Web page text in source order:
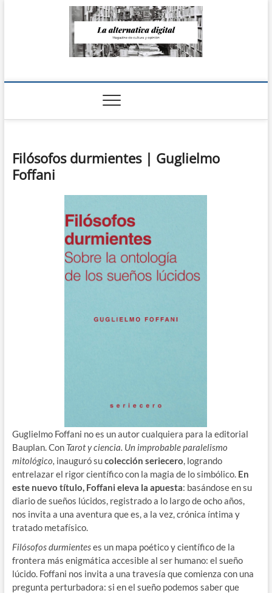
La Alternativa
Filósofos durmientes | Guglielmo
Foffani
Guglielmo Foffani no es un autor cualquiera para la editorial
Bauplan. Con Tarot y ciencia. Un improbable paralelismo
mitológico, inauguró sucolección seriecero, logrando
entrelazar el rigor científico con la magia de lo simbólico. En
este nuevo título, Foffani eleva la apuesta: basándose en su
diario de sueños lúcidos, registrado a lo largo de ocho años,
nos invita a una aventura que es, a la vez, crónica íntima y
tratado metafísico.
Filósofos durmienteses un mapa poético y científico de la
frontera más enigmática accesible al ser humano: el sueño
lúcido. Foffani nos invita a una travesía que comienza con una
pregunta perturbadora: si en el sueño podemos saber que